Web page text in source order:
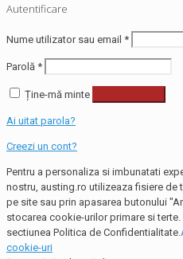
Autentificare
Nume utilizator sau email *
Parolă *
Ține-mă minte
Ai uitat parola?
Creezi un cont?
Pentru a personaliza si imbunatati
nostru, austing.ro utilizeaza fisiere de
pe site sau prin apasarea butonului
stocarea cookie-urilor primare si
sectiunea Politica de Confidentialitate.
cookie-uri